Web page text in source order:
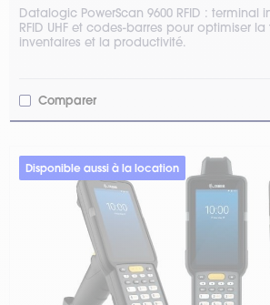
Datalogic PowerScan 9600 RFID : terminal
RFID UHF et codes-barres pour optimiser
inventaires et la productivité.
Comparer
Disponible aussi à la location